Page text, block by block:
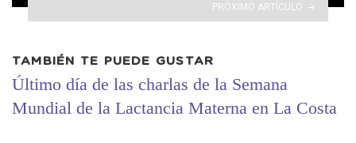
PRÓXIMO ARTÍCULO
TAMBIÉN TE PUEDE GUSTAR
Último día de las charlas de la Semana
Mundial de la Lactancia Materna en La Costa